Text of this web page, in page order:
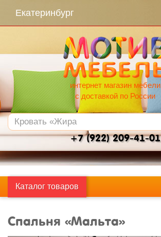
Екатеринбург
интернет магазин мебели
с доставкой по России
+7 (922) 209-41-01
Каталог товаров
Спальня «Мальта»